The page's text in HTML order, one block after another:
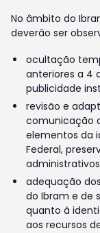
No âmbito do
deverão ser
ocultação
anteriores a 4
publicidade
revisão e
comunicação
elementos da
Federal,
adequação
do Ibram e de
quanto à
aos recursos